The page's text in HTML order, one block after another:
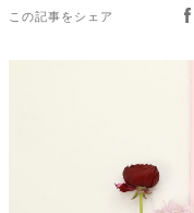
この記事をシェア